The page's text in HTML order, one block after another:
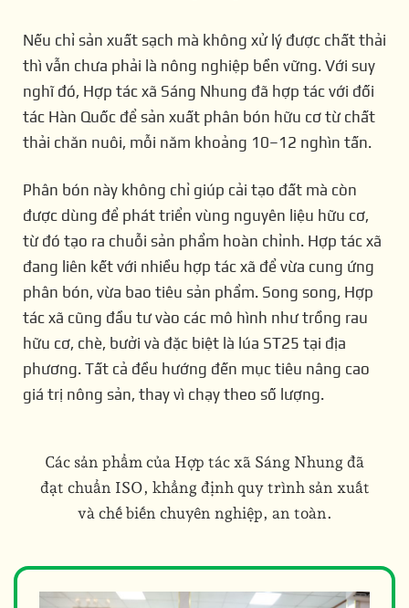
Nếu chỉ sản xuất sạch mà không xử lý được chất thải
thì vẫn chưa phải là nông nghiệp bền vững. Với suy
nghĩ đó, Hợp tác xã Sáng Nhung đã hợp tác với đối
tác Hàn Quốc để sản xuất phân bón hữu cơ từ chất
thải chăn nuôi, mỗi năm khoảng 10–12 nghìn tấn.
Phân bón này không chỉ giúp cải tạo đất mà còn
được dùng để phát triển vùng nguyên liệu hữu cơ,
từ đó tạo ra chuỗi sản phẩm hoàn chỉnh. Hợp tác xã
đang liên kết với nhiều hợp tác xã để vừa cung ứng
phân bón, vừa bao tiêu sản phẩm. Song song, Hợp
tác xã cũng đầu tư vào các mô hình như trồng rau
hữu cơ, chè, bưởi và đặc biệt là lúa ST25 tại địa
phương. Tất cả đều hướng đến mục tiêu nâng cao
giá trị nông sản, thay vì chạy theo số lượng.
Các sản phẩm của Hợp tác xã Sáng Nhung đã
đạt chuẩn ISO, khẳng định quy trình sản xuất
và chế biến chuyên nghiệp, an toàn.